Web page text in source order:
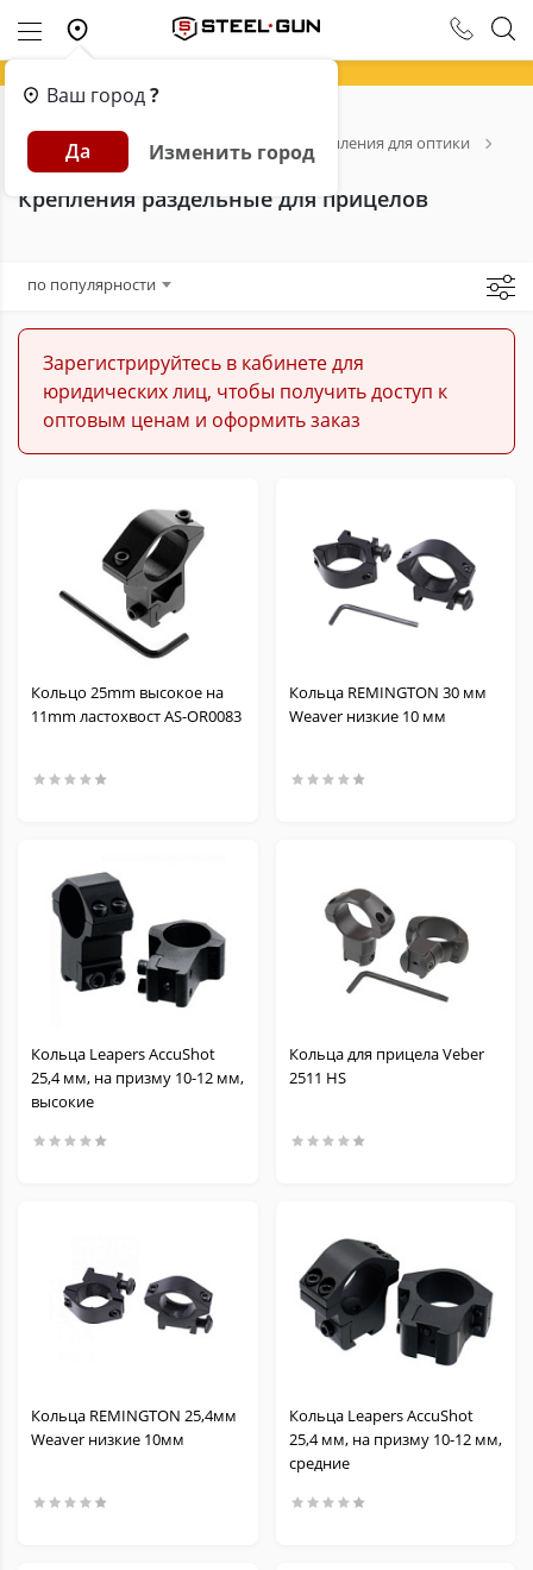
Ваш город?
Да Изменить город
Главная Каталог
Крепления для оптики
Крепления раздельные для прицелов
Крепления раздельные для прицелов
по популярности
Зарегистрируйтесь в кабинете для
юридических лиц, чтобы получить доступ к
оптовым ценам и оформить заказ
Кольцо 25mm высокое на
11mm ластохвост AS-OR0083
Кольца REMINGTON 30 мм
Weaver низкие 10 мм
Кольца Leapers AccuShot
25,4 мм, на призму 10-12 мм,
высокие
Кольца для прицела Veber
2511 HS
Кольца REMINGTON 25,4мм
Weaver низкие 10мм
Кольца Leapers AccuShot
25,4 мм, на призму 10-12 мм,
средние